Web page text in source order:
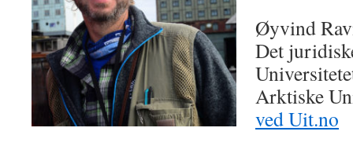
Øyvind
Det
Arktiske
ved Uit.no